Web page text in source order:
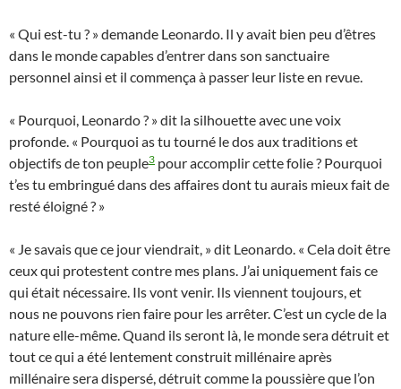
« Qui est-tu ? » demande Leonardo. Il y avait bien peu d’êtres
dans le monde capables d’entrer dans son sanctuaire
personnel ainsi et il commença à passer leur liste en revue.
« Pourquoi, Leonardo ? » dit la silhouette avec une voix
profonde. « Pourquoi as tu tourné le dos aux traditions et
objectifs de ton peuple3 pour accomplir cette folie ? Pourquoi
t’es tu embringué dans des affaires dont tu aurais mieux fait de
resté éloigné ? »
« Je savais que ce jour viendrait, » dit Leonardo. « Cela doit être
ceux qui protestent contre mes plans. J’ai uniquement fais ce
qui était nécessaire. Ils vont venir. Ils viennent toujours, et
nous ne pouvons rien faire pour les arrêter. C’est un cycle de la
nature elle-même. Quand ils seront là, le monde sera détruit et
tout ce qui a été lentement construit millénaire après
millénaire sera dispersé, détruit comme la poussière que l’on